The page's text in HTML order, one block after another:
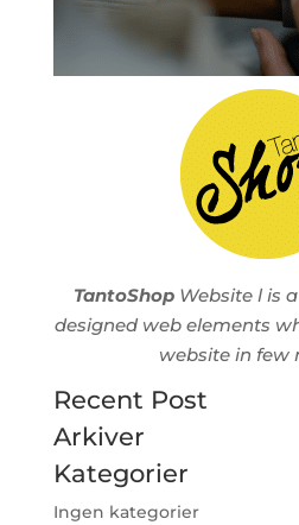
TantoShop Website l is
designed web elements
website in few
Recent Post
Arkiver
Kategorier
Ingen kategorier